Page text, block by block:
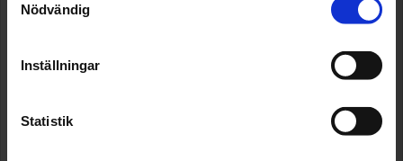
Nödvändig
Inställningar
Statistik
och generatorer
Hjulinställning
Reparation av däck och TPMS-ventiler